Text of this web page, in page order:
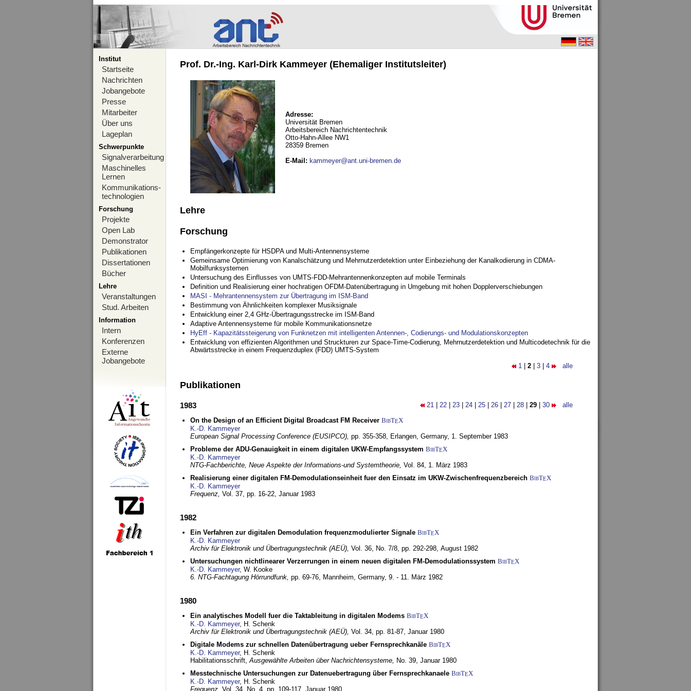
Institut
Startseite
Nachrichten
Jobangebote
Presse
Mitarbeiter
Über uns
Lageplan
Schwerpunkte
Signalverarbeitung
Maschinelles
Lernen
Kommunikations-
technologien
Forschung
Projekte
Open Lab
Demonstrator
Publikationen
Dissertationen
Bücher
Lehre
Veranstaltungen
Stud. Arbeiten
Information
Intern
Konferenzen
Externe
Jobangebote
Prof. Dr.-Ing. Karl-Dirk Kammeyer (Ehemaliger Institutsleiter)
Adresse:
Universität Bremen
Arbeitsbereich Nachrichtentechnik
Otto-Hahn-Allee NW1
28359 Bremen
E-Mail : kammeyer@ant.uni-bremen.de
Lehre
Forschung
Empfängerkonzepte für HSDPA und Multi-Antennensysteme
Gemeinsame Optimierung von Kanalschätzung und Mehrnutzerdetektion unter Einbeziehung der Kanalkodierung in CDMA-
Mobilfunksystemen
Untersuchung des Einflusses von UMTS-FDD-Mehrantennenkonzepten auf mobile Terminals
Definition und Realisierung einer hochratigen OFDM-Datenübertragung in Umgebung mit hohen Dopplerverschiebungen
MASI - Mehrantennensystem zur Übertragung im ISM-Band
Bestimmung von Ähnlichkeiten komplexer Musiksignale
Entwicklung einer 2,4 GHz-Übertragungsstrecke im ISM-Band
Adaptive Antennensysteme für mobile Kommunikationsnetze
HyEff - Kapazitätssteigerung von Funknetzen mit intelligenten Antennen-, Codierungs- und Modulationskonzepten
Entwicklung von effizienten Algorithmen und Struckturen zur Space-Time-Codierung, Mehrnutzerdetektion und Multicodetechnik für die
Abwärtsstrecke in einem Frequenzduplex (FDD) UMTS-System
1 2 3 4 alle
Publikationen
21 22 23 24 25 26 27 28 29 30 alle
1983
On the Design of an Efficient Digital Broadcast FM Receiver BibTEX
K.-D. Kammeyer
European Signal Processing Conference (EUSIPCO), pp. 355-358, Erlangen, Germany, 1. September 1983
Probleme der ADU-Genauigkeit in einem digitalen UKW-Empfangssystem BibTEX
K.-D. Kammeyer
NTG-Fachberichte, Neue Aspekte der Informations-und Systemtheorie, Vol. 84, 1. März 1983
Realisierung einer digitalen FM-Demodulationseinheit fuer den Einsatz im UKW-Zwischenfrequenzbereich BibTEX
K.-D. Kammeyer
Frequenz, Vol. 37, pp. 16-22, Januar 1983
1982
Ein Verfahren zur digitalen Demodulation frequenzmodulierter Signale BibTEX
K.-D. Kammeyer
Archiv für Elektronik und Übertragungstechnik (AEÜ), Vol. 36, No. 7/8, pp. 292-298, August 1982
Untersuchungen nichtlinearer Verzerrungen in einem neuen digitalen FM-Demodulationssystem BibTEX
K.-D. Kammeyer, W. Kooke
6. NTG-Fachtagung Hörrundfunk, pp. 69-76, Mannheim, Germany, 9. - 11. März 1982
1980
Ein analytisches Modell fuer die Taktableitung in digitalen Modems BibTEX
K.-D. Kammeyer, H. Schenk
Archiv für Elektronik und Übertragungstechnik (AEÜ), Vol. 34, pp. 81-87, Januar 1980
Digitale Modems zur schnellen Datenübertragung ueber Fernsprechkanäle BibTEX
K.-D. Kammeyer, H. Schenk
Habilitationsschrift,Ausgewählte Arbeiten über Nachrichtensysteme, No. 39, Januar 1980
Messtechnische Untersuchungen zur Datenuebertragung über Fernsprechkanaele BibTEX
K.-D. Kammeyer, H. Schenk
Frequenz, Vol. 34, No. 4, pp. 109-117, Januar 1980